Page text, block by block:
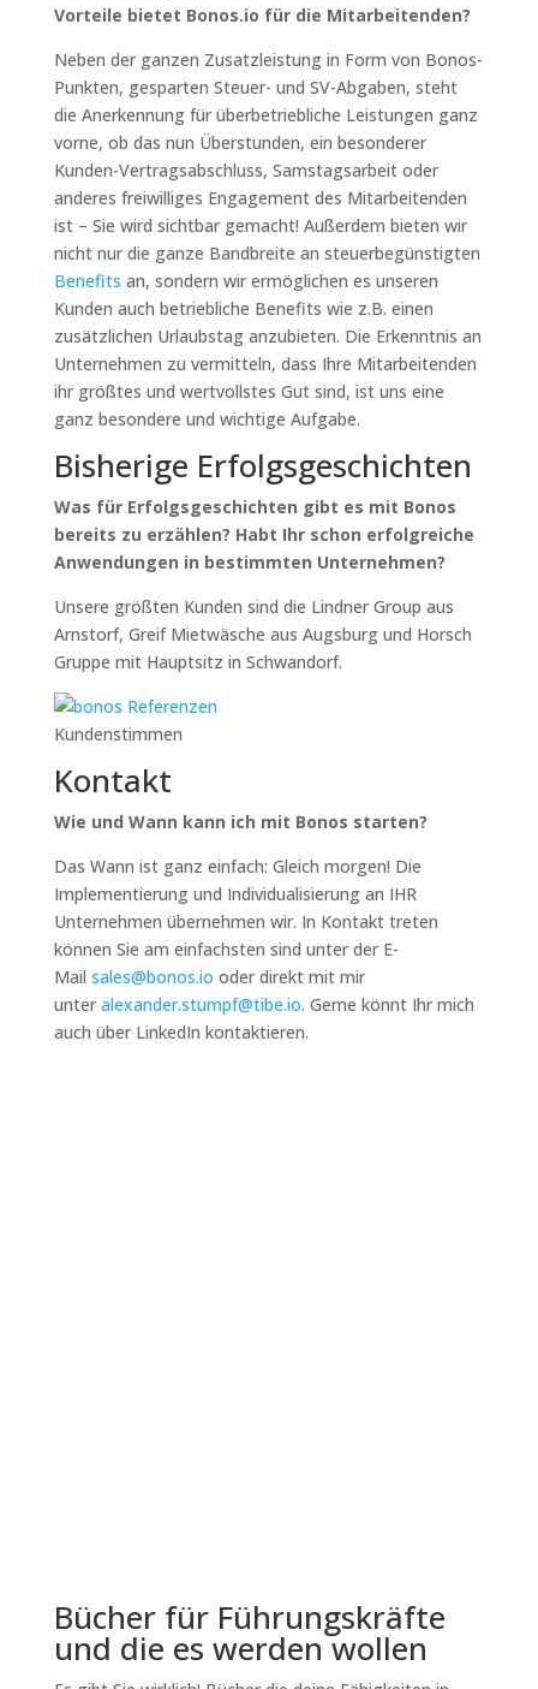
Vorteile bietet Bonos.io für die Mitarbeitenden?
Neben der ganzen Zusatzleistung in Form von Bonos-
Punkten, gesparten Steuer- und SV-Abgaben, steht
die Anerkennung für überbetriebliche Leistungen ganz
vorne, ob das nun Überstunden, ein besonderer
Kunden-Vertragsabschluss, Samstagsarbeit oder
anderes freiwilliges Engagement des Mitarbeitenden
ist – Sie wird sichtbar gemacht! Außerdem bieten wir
nicht nur die ganze Bandbreite an steuerbegünstigten
Benefits an, sondern wir ermöglichen es unseren
Kunden auch betriebliche Benefits wie z.B. einen
zusätzlichen Urlaubstag anzubieten. Die Erkenntnis an
Unternehmen zu vermitteln, dass Ihre Mitarbeitenden
ihr größtes und wertvollstes Gut sind, ist uns eine
ganz besondere und wichtige Aufgabe.
Bisherige Erfolgsgeschichten
Was für Erfolgsgeschichten gibt es mit Bonos
bereits zu erzählen? Habt Ihr schon erfolgreiche
Anwendungen in bestimmten Unternehmen?
Unsere größten Kunden sind die Lindner Group aus
Arnstorf, Greif Mietwäsche aus Augsburg und Horsch
Gruppe mit Hauptsitz in Schwandorf.
Kundenstimmen
Kontakt
Wie und Wann kann ich mit Bonos starten?
Das Wann ist ganz einfach: Gleich morgen! Die
Implementierung und Individualisierung an IHR
Unternehmen übernehmen wir. In Kontakt treten
können Sie am einfachsten sind unter der E-
Mail sales@bonos.io oder direkt mit mir
unter alexander.stumpf@tibe.io. Gerne könnt Ihr mich
auch über LinkedIn kontaktieren.
Bücher für Führungskräfte
und die es werden wollen